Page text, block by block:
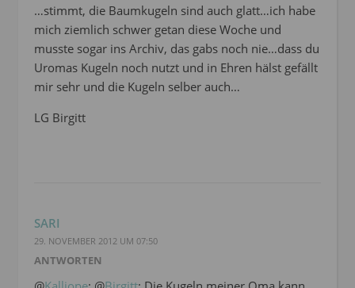
…stimmt, die Baumkugeln sind auch glatt…ich habe
mich ziemlich schwer getan diese Woche und
musste sogar ins Archiv, das gabs noch nie…dass du
Uromas Kugeln noch nutzt und in Ehren hälst gefällt
mir sehr und die Kugeln selber auch…
LG Birgitt
SARI
29. NOVEMBER 2012 UM 07:50
ANTWORTEN